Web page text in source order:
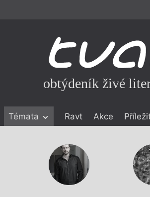
obtýdeník živé
Témata Ravt Akce